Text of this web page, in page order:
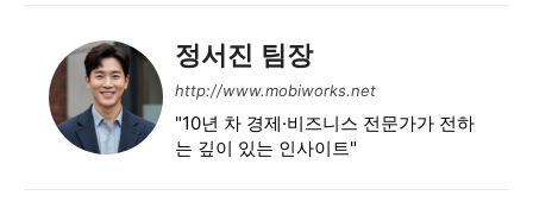
정서진 팀장
http://www.mobiworks.net
"10년 차 경제·비즈니스 전문가가 전하
는 깊이 있는 인사이트"